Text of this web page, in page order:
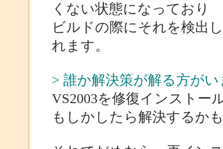
くない状態になっており
ビルドの際にそれを検出
れます。
> 誰か解決策が解る方が
VS2003を修復インストー
もしかしたら解決するか